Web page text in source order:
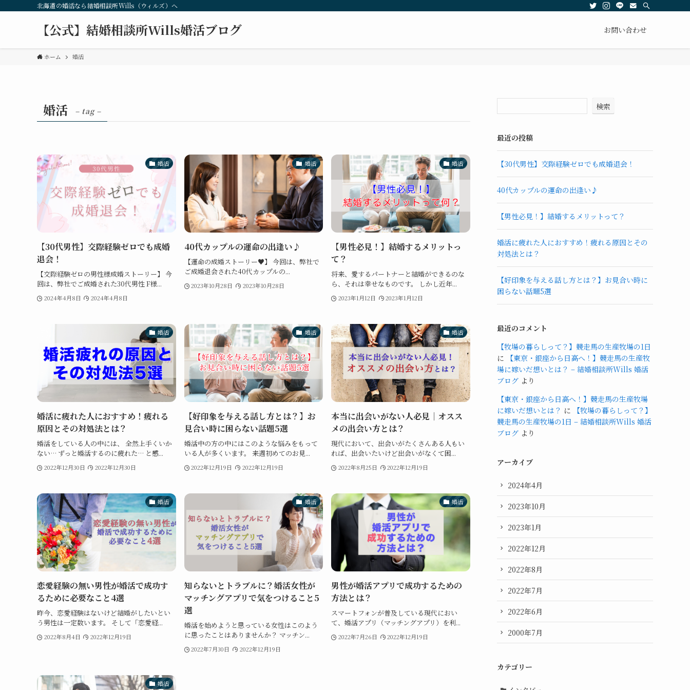
北海道の婚活なら結婚相談所Wills（ウィルズ）へ
【公式】結婚相談所Wills婚活ブログ お問い合わせ
ホーム 婚活
婚活 – tag –
婚活
【30代男性】交際経験ゼロでも成婚
退会！
【交際経験ゼロの男性様成婚ストーリー】 今
回は、弊社でご成婚された30代男性 F様...
2024年4月8日 2024年4月8日
婚活
40代カップルの運命の出逢い♪
【運命の成婚ストーリー♥】 今回は、弊社で
ご成婚退会された40代カップルの...
2023年10月28日 2023年10月28日
婚活
【男性必見！】結婚するメリットっ
て？
将来、愛するパートナーと結婚ができるのな
ら、それは幸せなものです。 しかし近年...
2023年1月12日 2023年1月12日
婚活
婚活に疲れた人におすすめ！疲れる
原因とその対処法とは？
婚活をしている人の中には、 全然上手くいか
ない… ずっと婚活するのに疲れた… と感...
2022年12月30日 2022年12月30日
婚活
【好印象を与える話し方とは？】お
見合い時に困らない話題5選
婚活中の方の中にはこのような悩みをもって
いる人が多くいます。 来週初めてのお見...
2022年12月19日 2022年12月19日
婚活
本当に出会いがない人必見｜オスス
メの出会い方とは？
現代において、出会いがたくさんある人もい
れば、出会いたいけど出会いがなくて困...
2022年8月25日 2022年12月19日
婚活
恋愛経験の無い男性が婚活で成功す
るために必要なこと4選
昨今、恋愛経験はないけど結婚がしたいとい
う男性は一定数います。 そして「恋愛経...
2022年8月4日 2022年12月19日
婚活
知らないとトラブルに？婚活女性が
マッチングアプリで気をつけること5
選
婚活を始めようと思っている女性はこのよう
に思ったことはありませんか？ マッチン...
2022年7月30日 2022年12月19日
婚活
男性が婚活アプリで成功するための
方法とは？
スマートフォンが普及している現代におい
て、婚活アプリ（マッチングアプリ）を利...
2022年7月26日 2022年12月19日
婚活
検索
最近の投稿
【30代男性】交際経験ゼロでも成婚退会！
40代カップルの運命の出逢い♪
【男性必見！】結婚するメリットって？
婚活に疲れた人におすすめ！疲れる原因とその
対処法とは？
【好印象を与える話し方とは？】お見合い時に
困らない話題5選
最近のコメント
【牧場の暮らしって？】競走馬の生産牧場の1日
に
【東京・銀座から日高へ！】競走馬の生産牧
場に嫁いだ想いとは？ – 結婚相談所Wills 婚活
ブログ より
【東京・銀座から日高へ！】競走馬の生産牧場
に嫁いだ想いとは？ に
【牧場の暮らしって？】
競走馬の生産牧場の1日 – 結婚相談所Wills 婚活
ブログ より
アーカイブ
2024年4月
2023年10月
2023年1月
2022年12月
2022年8月
2022年7月
2022年6月
2000年7月
カテゴリー